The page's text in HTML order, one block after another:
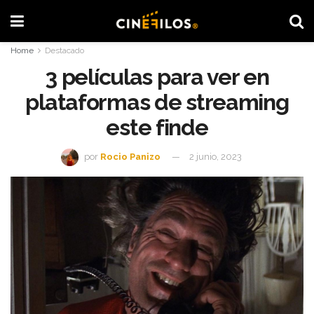
Home Destacado
3 películas para ver en
plataformas de streaming
este finde
por Rocio Panizo 2 junio, 2023